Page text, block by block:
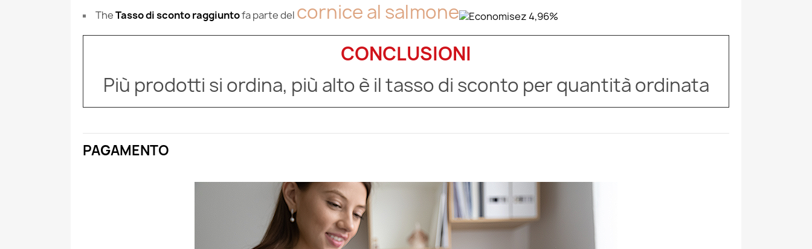
TheTasso di sconto raggiuntofa parte del cornice al salmone
CONCLUSIONI
Più prodotti si ordina, più alto è il tasso di sconto per quantità ordinata
PAGAMENTO